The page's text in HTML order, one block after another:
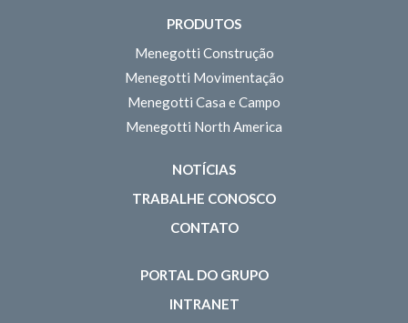
PRODUTOS
Menegotti Construção
Menegotti Movimentação
Menegotti Casa e Campo
Menegotti North America
NOTÍCIAS
TRABALHE CONOSCO
CONTATO
PORTAL DO GRUPO
INTRANET